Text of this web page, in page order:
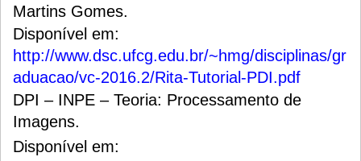
Martins Gomes.
Disponível em:
http://www.dsc.ufcg.edu.br/~hmg/disciplinas/gr
aduacao/vc-2016.2/Rita-Tutorial-PDI.pdf
DPI – INPE – Teoria: Processamento de
Imagens.
Disponível em: